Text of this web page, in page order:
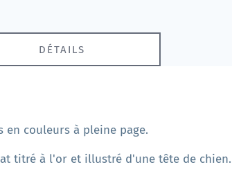
DÉTAILS
en couleurs à pleine page.
titré à l'or et illustré d'une tête de chien.